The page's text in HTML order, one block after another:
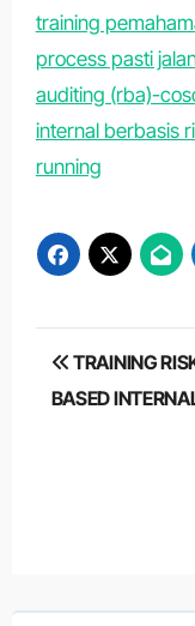
training
process pasti
auditing (rba)-
internal berbasis
running
Post
TRAINING
BASED